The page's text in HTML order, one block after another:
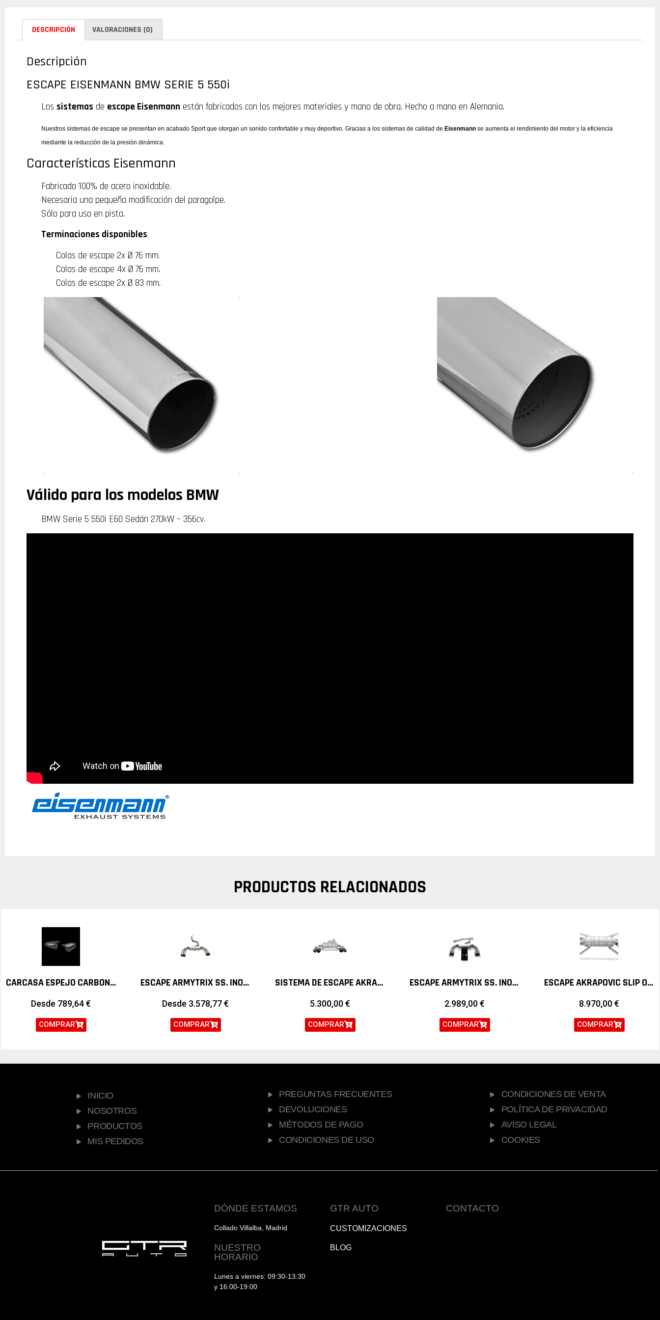
DESCRIPCIÓN VALORACIONES (0)
Descripción
ESCAPE EISENMANN BMW SERIE 5 550i
Los sistemas de escape Eisenmann están fabricados con los mejores materiales y mano de obra. Hecho a mano en Alemania.
Nuestros sistemas de escape se presentan en acabado Sport que otorgan un sonido confortable y muy deportivo. Gracias a los sistemas de calidad de Eisenmann se aumenta el rendimiento del motor y la eficiencia
mediante la reducción de la presión dinámica.
Características Eisenmann
Fabricado 100% de acero inoxidable.
Necesaria una pequeña modificación del paragolpe.
Sólo para uso en pista.
Terminaciones disponibles
Colas de escape 2x Ø 76 mm.
Colas de escape 4x Ø 76 mm.
Colas de escape 2x Ø 83 mm.
Válido para los modelos BMW
BMW Serie 5 550i E60 Sedán 270kW – 356cv.
PRODUCTOS RELACIONADOS
CARCASA ESPEJO CARBONO AKRAPOVIC BMW M2 F87N COMPETITION M3 F80 M4 F82 F83
Desde 789,64€
COMPRAR
ESCAPE ARMYTRIX SS. INOX. VALVETRONIC AUDI S3 8V SPORTBACK
Desde 3.578,77€
COMPRAR
SISTEMA DE ESCAPE AKRAPOVIC SLIP ON TITANIO BMW M2 COMPETITION
5.300,00€
COMPRAR
ESCAPE ARMYTRIX SS. INOX. VALVETRONIC VOLKSWAGEN GOLF 7 7.5 R
2.989,00€
COMPRAR
ESCAPE AKRAPOVIC SLIP ON TITANIO LAMBORGHINI GALLARDO LP 570-4
8.970,00€
COMPRAR
INICIO
NOSOTROS
PRODUCTOS
MIS PEDIDOS
PREGUNTAS FRECUENTES
DEVOLUCIONES
MÉTODOS DE PAGO
CONDICIONES DE USO
CONDICIONES DE VENTA
POLÍTICA DE PRIVACIDAD
AVISO LEGAL
COOKIES
DÓNDE ESTAMOS
Collado Villalba, Madrid
NUESTRO
HORARIO
Lunes a viernes: 09:30-13:30
y 16:00-19:00
GTR AUTO
CUSTOMIZACIONES
BLOG
CONTACTO